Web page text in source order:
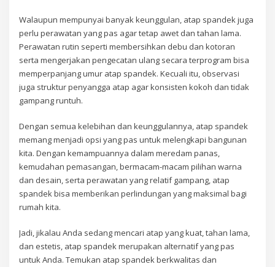
Walaupun mempunyai banyak keunggulan, atap spandek juga
perlu perawatan yang pas agar tetap awet dan tahan lama.
Perawatan rutin seperti membersihkan debu dan kotoran
serta mengerjakan pengecatan ulang secara terprogram bisa
memperpanjang umur atap spandek. Kecuali itu, observasi
juga struktur penyangga atap agar konsisten kokoh dan tidak
gampang runtuh.
Dengan semua kelebihan dan keunggulannya, atap spandek
memang menjadi opsi yang pas untuk melengkapi bangunan
kita. Dengan kemampuannya dalam meredam panas,
kemudahan pemasangan, bermacam-macam pilihan warna
dan desain, serta perawatan yang relatif gampang, atap
spandek bisa memberikan perlindungan yang maksimal bagi
rumah kita.
Jadi, jikalau Anda sedang mencari atap yang kuat, tahan lama,
dan estetis, atap spandek merupakan alternatif yang pas
untuk Anda. Temukan atap spandek berkwalitas dan